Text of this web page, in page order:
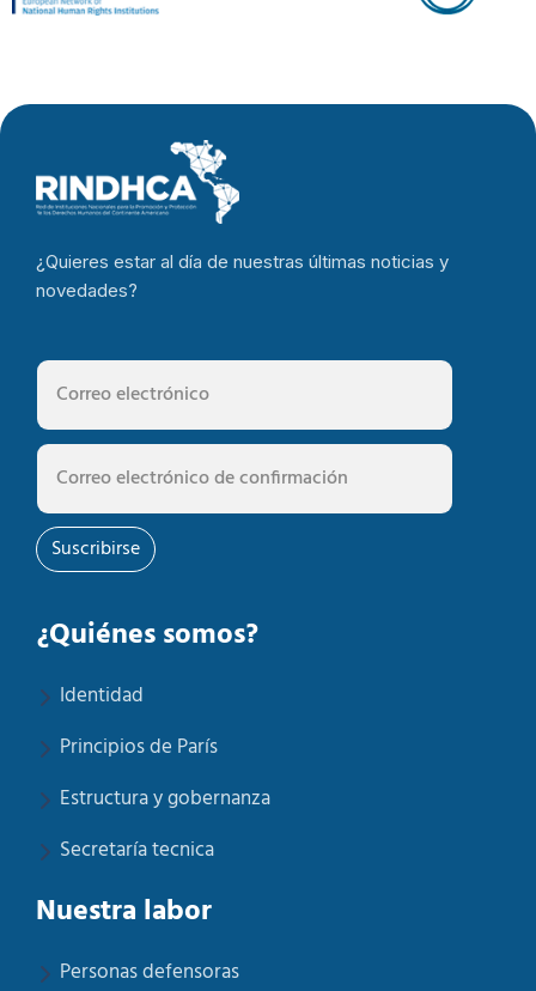
¿Quieres estar al día de nuestras últimas noticias y
novedades?
Suscribirse
¿Quiénes somos?
Identidad
Principios de París
Estructura y gobernanza
Secretaría tecnica
Nuestra labor
Personas defensoras